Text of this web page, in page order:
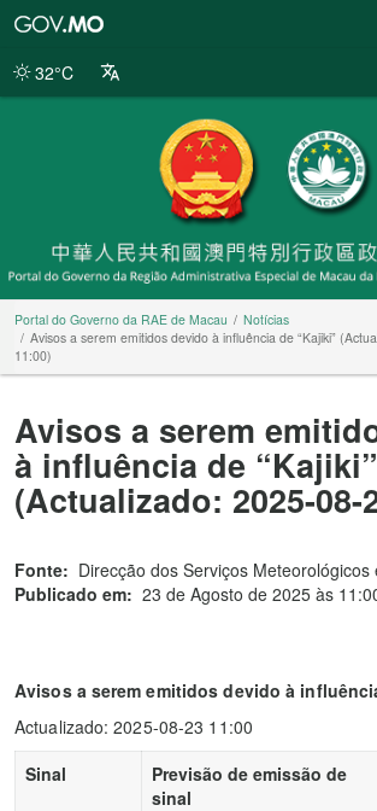
da
32°C
Portal do Governo da RAE de Macau
Notícias
Avisos a serem emitidos devido à influência de “Kajiki”
11:00)
Avisos a serem
à influência de “Kajiki”
(Actualizado: 2025-08-
Fonte: Direcção dos Serviços
Publicado em: 23 de Agosto de 2025 às
Avisos a serem emitidos devido à
Actualizado: 2025-08-23 11:00
Sinal
Previsão de emissão de
sinal